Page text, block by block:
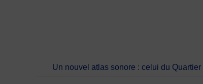
Un nouvel atlas sonore : celui du